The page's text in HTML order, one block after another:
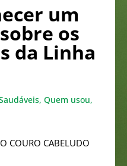
um
os
da Linha
, Quem usou,
COURO CABELUDO